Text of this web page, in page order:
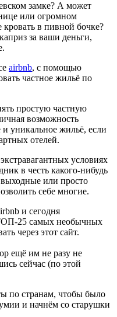
замке? А может
или огромном
в пивной бочке?
за ваши деньги,
airbnb, с помощью
частное жильё по
простую частную
возможность
уникальное жильё, если
отелей.
условиях
в честь какого-нибудь
или просто
себе многие.
и сегодня
25 самых необычных
через этот сайт.
ещё им не разу не
сейчас (по этой
по странам, чтобы было
и начнём со старушки